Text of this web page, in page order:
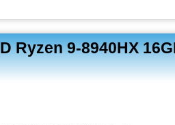
Ryzen 9-8940HX